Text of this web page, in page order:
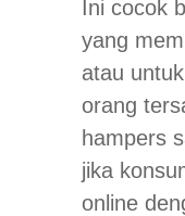
Ini cocok
yang
atau
orang
hampers
jika
online